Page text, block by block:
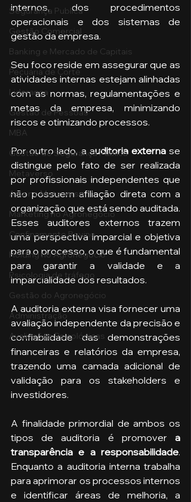
Segurança Publica
Gestão Comercial
Banking e Mercado de Capitais
Pecuária de Corte
Liderança
Gestão de Pessoas
MBA
Gestão de Segurança Publica
Metaverso
Aula no Metaverso
Marketing no Agronegócio
Confinamento Bovino
Holding no Agronegócio
Psicologia de tráfego
Gestão do Agronegócio
Administração
Avaliações Psicológicas
internos, dos procedimentos
operacionais e dos sistemas de
gestão da empresa.
Seu foco reside em assegurar que as
atividades internas estejam alinhadas
com as normas, regulamentações e
metas da empresa, minimizando
riscos e otimizando processos.
Por outro lado, a auditoria externa se
distingue pelo fato de ser realizada
por profissionais independentes que
não possuem afiliação direta com a
organização que está sendo auditada.
Esses auditores externos trazem
uma perspectiva imparcial e objetiva
para o processo, o que é fundamental
para garantir a validade e a
imparcialidade dos resultados.
A auditoria externa visa fornecer uma
avaliação independente da precisão e
confiabilidade das demonstrações
financeiras e relatórios da empresa,
trazendo uma camada adicional de
validação para os stakeholders e
investidores.
A finalidade primordial de ambos os
tipos de auditoria é promover a
transparência e a responsabilidade.
Enquanto a auditoria interna trabalha
para aprimorar os processos internos
e identificar áreas de melhoria, a